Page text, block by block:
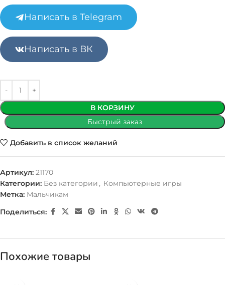
Написать в Telegram
Написать в ВК
В КОРЗИНУ
Быстрый заказ
Добавить в список желаний
Артикул: 21170
Категории: Без категории , Компьютерные игры
Метка: Мальчикам
Поделиться:
Похожие товары